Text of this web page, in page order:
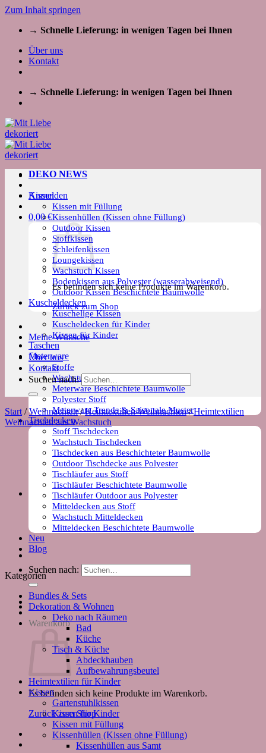
Zum Inhalt springen
→ Schnelle Lieferung: in wenigen Tagen bei Ihnen
Über uns
Kontakt
→ Schnelle Lieferung: in wenigen Tagen bei Ihnen
Kissen
Kissen mit Füllung
Kissenhüllen (Kissen ohne Füllung)
Outdoor Kissen
Stoffkissen
Schleifenkissen
Loungekissen
Wachstuch Kissen
Bodenkissen aus Polyester (wasserabweisend)
Outdoor Kissen Beschichtete Baumwolle
Kuscheldecken
Kuschelige Kissen
Kuscheldecken für Kinder
Kissen für Kinder
Taschen
Meterware
Stoffe
Wachstuch Stoff
Meterware Beschichtete Baumwolle
Polyester Stoff
Meterware Trends & Saisonale Muster
Tischdecken
Stoff Tischdecken
Wachstuch Tischdecken
Tischdecken aus Beschichteter Baumwolle
Outdoor Tischdecke aus Polyester
Tischläufer aus Stoff
Tischläufer Beschichtete Baumwolle
Tischläufer Outdoor aus Polyester
Mitteldecken aus Stoff
Wachstuch Mitteldecken
Mitteldecken Beschichtete Baumwolle
Neu
Blog
Suchen nach:
Warenkorb
Es befinden sich keine Produkte im Warenkorb.
Zurück zum Shop
DEKO NEWS
Anmelden
0,00€
Es befinden sich keine Produkte im Warenkorb.
Zurück zum Shop
Meine Wünsche
Über uns
Kontakt
Suchen nach:
Start / Weihnachten / Heimtextilien Weihnachten / Heimtextilien
Weihnachten aus Wachstuch
Kategorien
Bundles & Sets
Dekoration & Wohnen
Deko nach Räumen
Bad
Küche
Tisch & Küche
Abdeckhauben
Aufbewahrungsbeutel
Heimtextilien für Kinder
Kissen
Gartenstuhlkissen
Kissen für Kinder
Kissen mit Füllung
Kissenhüllen (Kissen ohne Füllung)
Kissenhüllen aus Samt